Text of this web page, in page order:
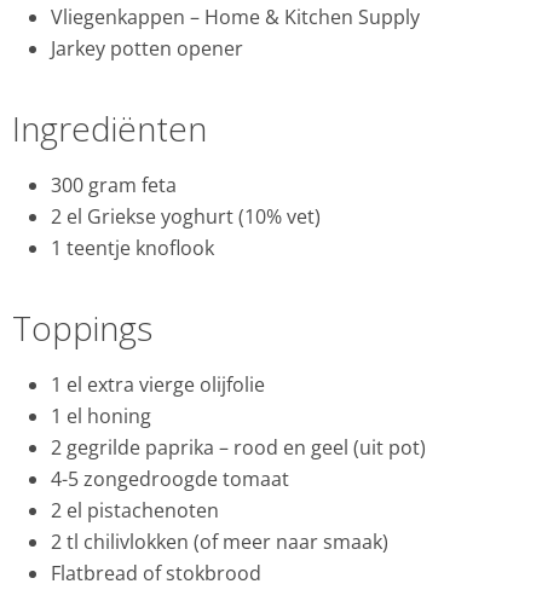
Vliegenkappen – Home & Kitchen Supply
Jarkey potten opener
Ingrediënten
300 gram feta
2 el Griekse yoghurt (10% vet)
1 teentje knoflook
Toppings
1 el extra vierge olijfolie
1 el honing
2 gegrilde paprika – rood en geel (uit pot)
4-5 zongedroogde tomaat
2 el pistachenoten
2 tl chilivlokken (of meer naar smaak)
Flatbread of stokbrood